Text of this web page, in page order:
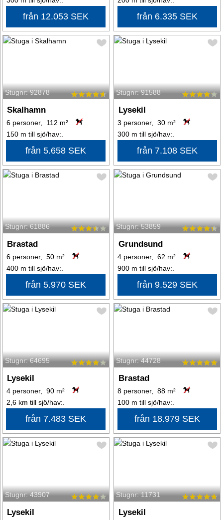
från 12.053 SEK från 6.335 SEK
Stugnr: 92878
Skalhamn
6 personer, 112 m²
150 m till sjö/hav:.
från 5.658 SEK
Stugnr: 91588
Lysekil
3 personer, 30 m²
300 m till sjö/hav:.
från 7.108 SEK
Stugnr: 61886
Brastad
6 personer, 50 m²
400 m till sjö/hav:.
från 5.970 SEK
Stugnr: 53859
Grundsund
4 personer, 62 m²
900 m till sjö/hav:.
från 9.529 SEK
Stugnr: 64695
Lysekil
4 personer, 90 m²
2,6 km till sjö/hav:.
från 7.483 SEK
Stugnr: 44728
Brastad
8 personer, 88 m²
100 m till sjö/hav:.
från 18.979 SEK
Stugnr: 43907
Lysekil
Stugnr: 11731
Lysekil